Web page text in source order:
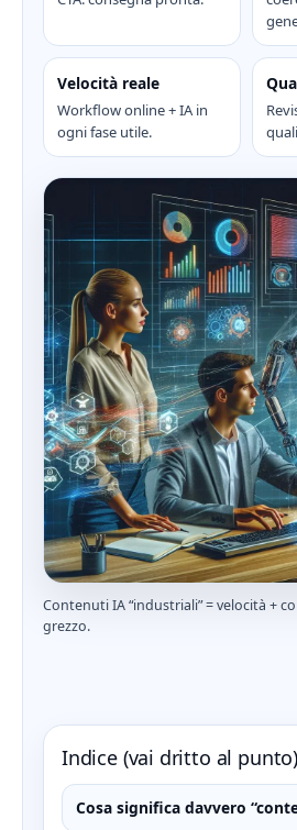
Velocità reale
Workflow online + IA in
ogni fase utile.
Contenuti IA “industriali” = velocità +
grezzo.
Indice (vai dritto al punto)
Cosa significa davvero